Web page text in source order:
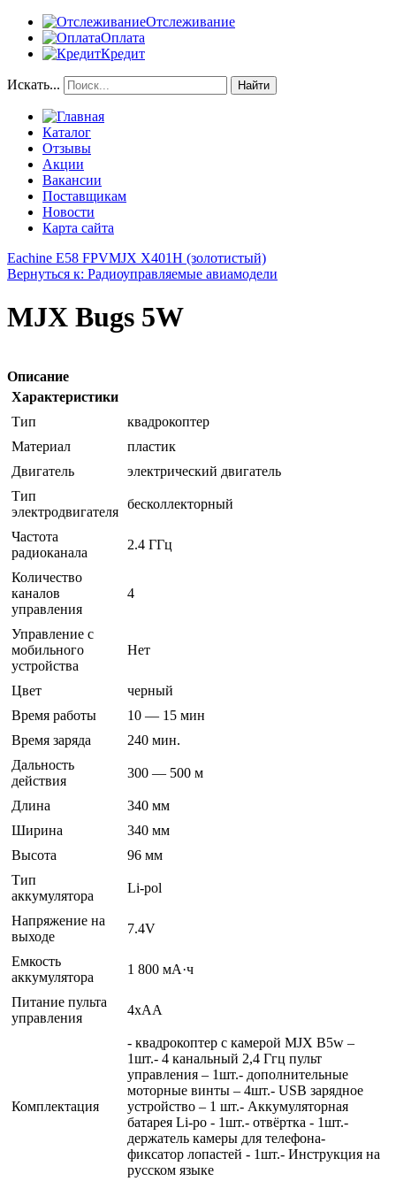
Отслеживание
Оплата
Кредит
Искать... Найти
Каталог
Отзывы
Акции
Вакансии
Поставщикам
Новости
Карта сайта
Eachine E58 FPVMJX X401H (золотистый)
Вернуться к: Радиоуправляемые авиамодели
MJX Bugs 5W
Описание
Характеристики
Тип
квадрокоптер
Материал
пластик
Двигатель
электрический двигатель
Тип
электродвигателя
бесколлекторный
Частота
радиоканала
2.4 ГГц
Количество
каналов
управления
4
Управление с
мобильного
устройства
Нет
Цвет
черный
Время работы
10 — 15 мин
Время заряда
240 мин.
Дальность
действия
300 — 500 м
Длина
340 мм
Ширина
340 мм
Высота
96 мм
Тип
аккумулятора
Li-pol
Напряжение на
выходе
7.4V
Емкость
аккумулятора
1 800 мА·ч
Питание пульта
управления
4xAA
Комплектация
- квадрокоптер с камерой MJX B5w –
1шт.- 4 канальный 2,4 Ггц пульт
управления – 1шт.- дополнительные
моторные винты – 4шт.- USB зарядное
устройство – 1 шт.- Аккумуляторная
батарея Li-po - 1шт.- отвёртка - 1шт.-
держатель камеры для телефона-
фиксатор лопастей - 1шт.- Инструкция на
русском языке